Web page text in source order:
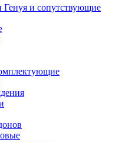
и сопутствующие